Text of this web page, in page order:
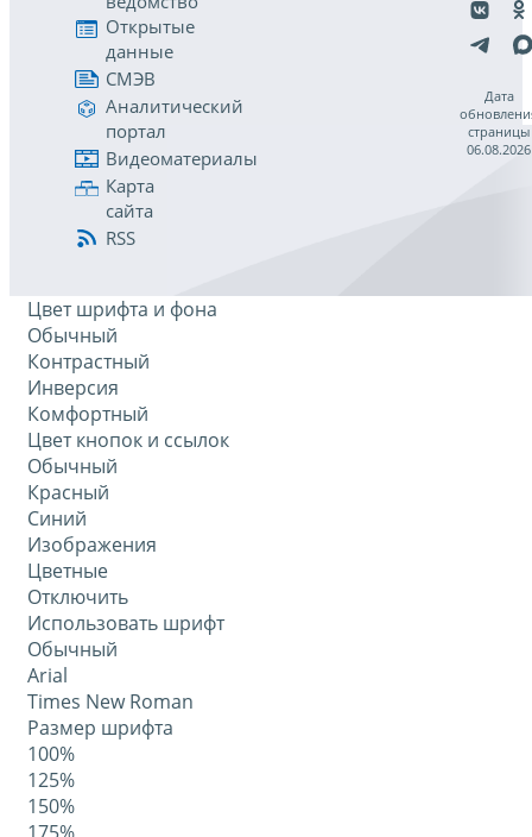
Открытые
данные
СМЭВ
Аналитический
портал
Видеоматериалы
Карта
сайта
RSS
Дата
страницы
06.08.2026
Цвет шрифта и фона
Обычный
Контрастный
Инверсия
Комфортный
Цвет кнопок и ссылок
Обычный
Красный
Синий
Изображения
Цветные
Отключить
Использовать шрифт
Обычный
Arial
Times New Roman
Размер шрифта
100%
125%
150%